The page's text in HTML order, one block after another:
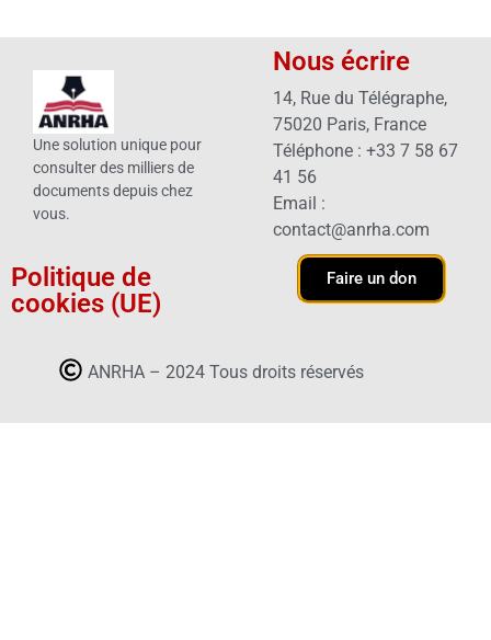
Une solution unique pour
consulter des milliers de
documents depuis chez
vous.
Politique de
cookies (UE)
Nous écrire
14, Rue du Télégraphe,
75020 Paris, France
Téléphone : +33 7 58 67
41 56
Email :
contact@anrha.com
Faire un don
ANRHA – 2024 Tous droits réservés